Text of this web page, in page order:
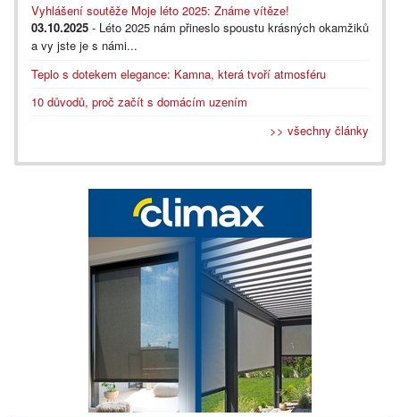
Vyhlášení soutěže Moje léto 2025: Známe vítěze!
03.10.2025 - Léto 2025 nám přineslo spoustu krásných okamžiků
a vy jste je s námi...
Teplo s dotekem elegance: Kamna, která tvoří atmosféru
10 důvodů, proč začít s domácím uzením
>> všechny články